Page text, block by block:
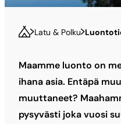
Latu & Polku
Maamme luonto on
ihana asia. Entäpä
muuttaneet?
pysyvästi joka vuosi